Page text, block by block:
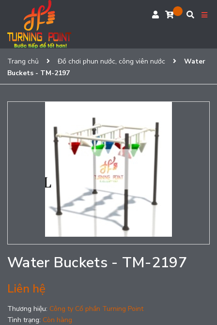
Trang chủ Đồ chơi phun nước, công viên nước
Water
Buckets - TM-2197
Water Buckets - TM-2197
Liên hệ
Thương hiệu: Công ty Cổ phần Turning Point
Tình trạng: Còn hàng